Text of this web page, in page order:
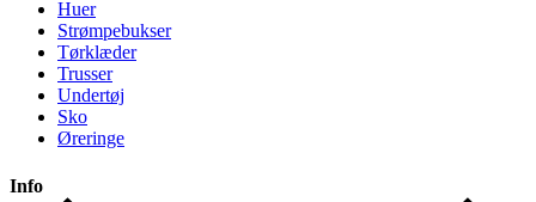
Huer
Strømpebukser
Tørklæder
Trusser
Undertøj
Sko
Øreringe
Info